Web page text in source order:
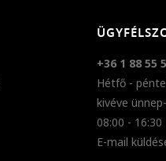
+36 1 88 55
Hétfő -
kivéve
08:00 - 16:30
E-mail